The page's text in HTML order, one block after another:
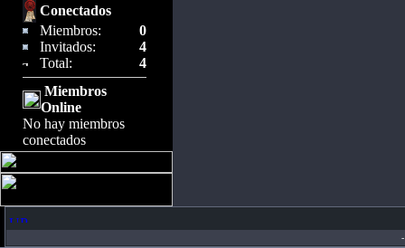
Conectados
Miembros:
0
Invitados:
4
Total:
4
Miembros
Online
No hay miembros
conectados